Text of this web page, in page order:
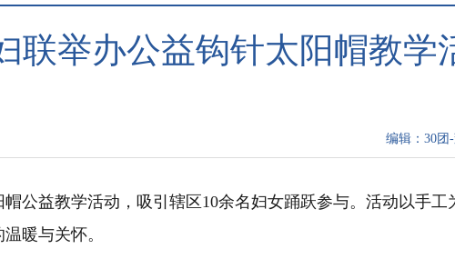
联举办公益钩针太阳帽教学
编辑： 30团
公益教学活动，吸引辖区10余名妇女踊跃参与。活动以手工
暖与关怀。